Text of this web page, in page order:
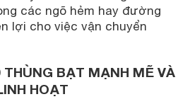
các ngõ hẻm hay đường
lợi cho việc vận chuyển
BẠT MẠNH MẼ VÀ
HOẠT